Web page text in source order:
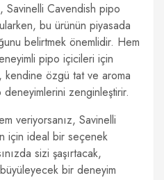
Savinelli Cavendish pipo
bu ürünün piyasada
belirtmek önemlidir. Hem
pipo içicileri için
özgü tat ve aroma
zenginleştirir.
veriyorsanız, Savinelli
için ideal bir seçenek
sizi şaşırtacak,
bir deneyim